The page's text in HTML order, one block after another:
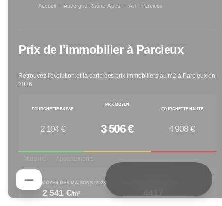
Accueil > Auvergne-Rhône-Alpes > Ain Parcieux
Prix de l'immobilier à Parcieux
Retrouvez l'évolution et la carte des prix immobiliers au m2 à Parcieux en
2026
FOURCHETTE BASSE
2 104 €
PRIX MOYEN
3 506 €
FOURCHETTE HAUTE
4 908 €
Maisons Appartements
PRIX M² MOYEN DES MAISONS (2023)
2 541 €/m²